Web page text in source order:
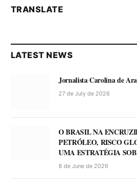
TRANSLATE
LATEST NEWS
Jornalista Carolina de
27 de July de 2026
O BRASIL NA
PETRÓLEO, RISCO
UMA ESTRATÉGIA
8 de June de 2026